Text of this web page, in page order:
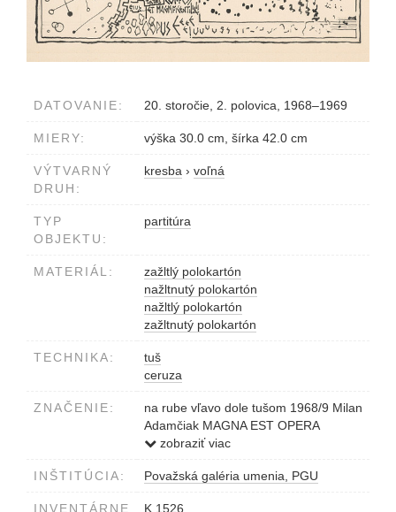
DATOVANIE: 20. storočie, 2. polovica, 1968–1969
MIERY: výška 30.0 cm, šírka 42.0 cm
VÝTVARNÝ
DRUH:
kresba › voľná
TYP
OBJEKTU:
partitúra
MATERIÁL:
zažltlý polokartón
nažltnutý polokartón
nažltlý polokartón
zažltnutý polokartón
TECHNIKA:
tuš
ceruza
ZNAČENIE:
na rube vľavo dole tušom 1968/9 Milan
Adamčiak MAGNA EST OPERA
DOMINI per voci e strumenti foglio I
zobraziť viac
INŠTITÚCIA: Považská galéria umenia, PGU
INVENTÁRNE
K 1526